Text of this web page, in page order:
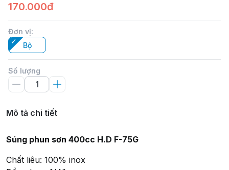
170.000đ
Đơn vị:
Bộ
Số lượng
Mô tả chi tiết
Súng phun sơn 400cc H.D F-75G
Chất liêu: 100% inox